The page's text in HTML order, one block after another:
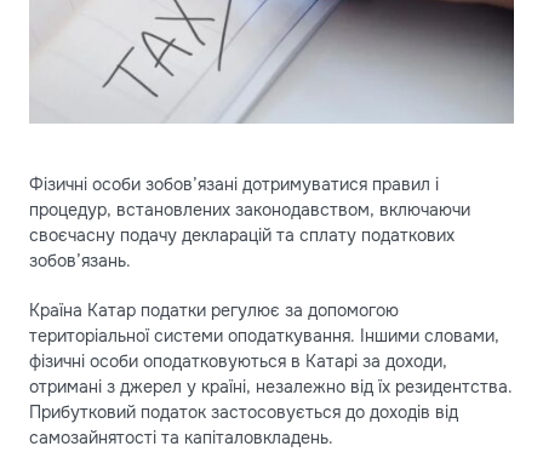
Фізичні особи зобов’язані дотримуватися правил і
процедур, встановлених законодавством, включаючи
своєчасну подачу декларацій та сплату податкових
зобов’язань.
Країна Катар податки регулює за допомогою
територіальної системи оподаткування. Іншими словами,
фізичні особи оподатковуються в Катарі за доходи,
отримані з джерел у країні, незалежно від їх резидентства.
Прибутковий податок застосовується до доходів від
самозайнятості та капіталовкладень.